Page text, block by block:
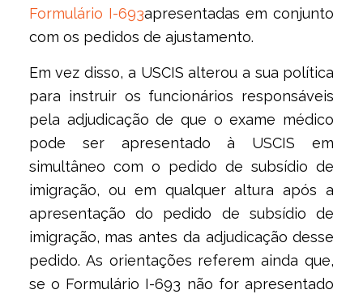
Formulário I-693apresentadas em conjunto
com os pedidos de ajustamento.
Em vez disso, a USCIS alterou a sua política
para instruir os funcionários responsáveis
pela adjudicação de que o exame médico
pode ser apresentado à USCIS em
simultâneo com o pedido de subsídio de
imigração, ou em qualquer altura após a
apresentação do pedido de subsídio de
imigração, mas antes da adjudicação desse
pedido. As orientações referem ainda que,
se o Formulário I-693 não for apresentado